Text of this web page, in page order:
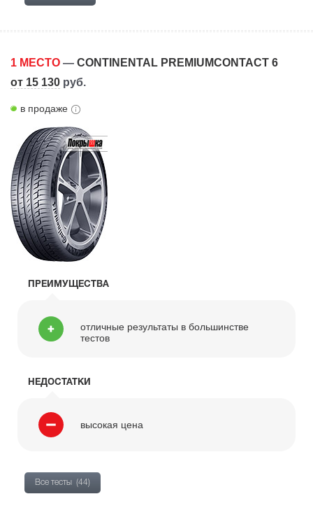
1 МЕСТО — CONTINENTAL PREMIUMCONTACT 6
от 15 130 руб.
в продаже
ПРЕИМУЩЕСТВА
отличные результаты в большинстве
тестов
НЕДОСТАТКИ
высокая цена
Все тесты (44)